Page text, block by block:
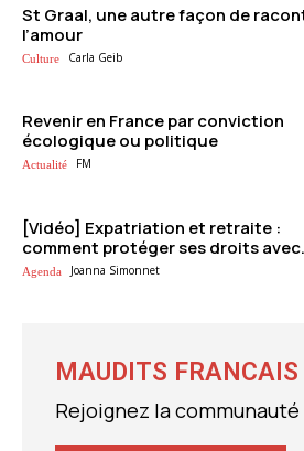
St Graal, une autre façon de
l’amour
Culture Carla Geib
Revenir en France par conviction
écologique ou politique
Actualité FM
[Vidéo] Expatriation et retraite :
comment protéger ses droits
Agenda Joanna Simonnet
MAUDITS FRANCAIS
Rejoignez la communauté